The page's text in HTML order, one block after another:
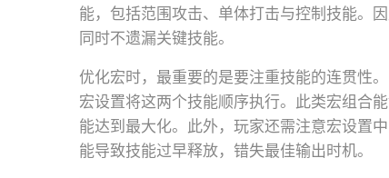
能，包括范围攻击、单体打击与控制技能。
同时不遗漏关键技能。
优化宏时，最重要的是要注重技能的连贯性
宏设置将这两个技能顺序执行。此类宏组合
能达到最大化。此外，玩家还需注意宏设置
能导致技能过早释放，错失最佳输出时机。